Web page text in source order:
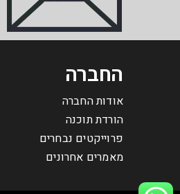
החברה
אודות החברה
הורדת תוכנה
פרוייקטים נבחרים
מאמרים אחרונים